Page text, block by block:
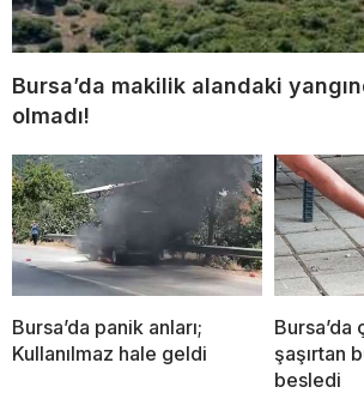
Bursa’da makilik alandaki
olmadı!
Bursa’da panik anları;
Kullanılmaz hale geldi
şaşırtan
besledi